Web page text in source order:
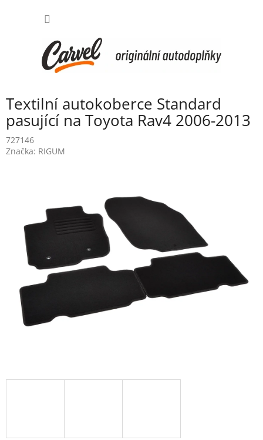
Textilní autokoberce Standard
pasující na Toyota Rav4 2006-2013
727146
Značka: RIGUM